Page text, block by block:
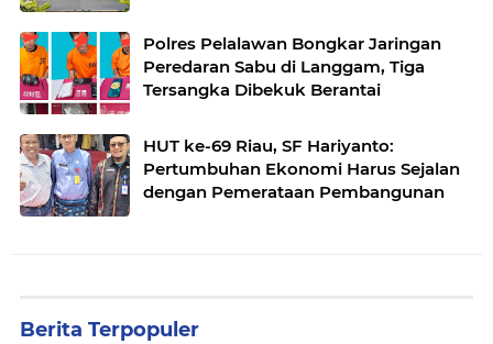
Polres Pelalawan Bongkar Jaringan
Peredaran Sabu di Langgam, Tiga
Tersangka Dibekuk Berantai
HUT ke-69 Riau, SF Hariyanto:
Pertumbuhan Ekonomi Harus Sejalan
dengan Pemerataan Pembangunan
Berita Terpopuler